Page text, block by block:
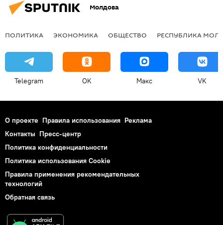
Молдова
ПОЛИТИКА ЭКОНОМИКА ОБЩЕСТВО РЕСПУБЛИКА
Telegram OK Макс VK
О проекте Правила использования Реклама
Контакты Пресс-центр
Политика конфиденциальности
Политика использования Cookie
Правила применения рекомендательных
технологий
Обратная связь